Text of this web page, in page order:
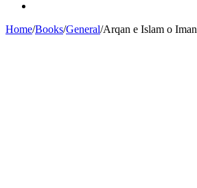
Home/Books/General/Arqan e Islam o Iman